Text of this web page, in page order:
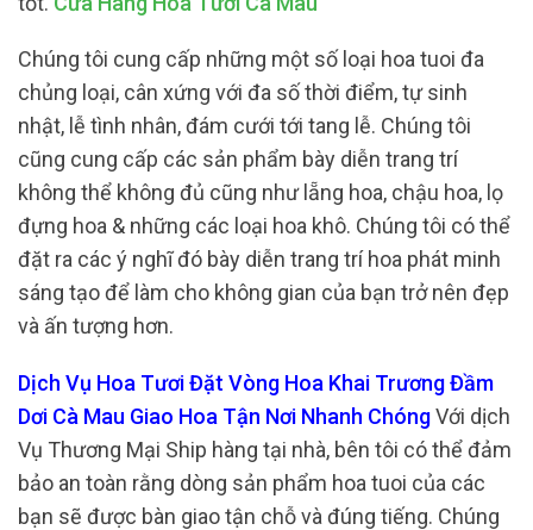
Chúng tôi cung cấp những một số loại hoa tuoi đa
chủng loại, cân xứng với đa số thời điểm, tự sinh
nhật, lễ tình nhân, đám cưới tới tang lễ. Chúng tôi
cũng cung cấp các sản phẩm bày diễn trang trí
không thể không đủ cũng như lẵng hoa, chậu hoa, lọ
đựng hoa & những các loại hoa khô. Chúng tôi có thể
đặt ra các ý nghĩ đó bày diễn trang trí hoa phát minh
sáng tạo để làm cho không gian của bạn trở nên đẹp
và ấn tượng hơn.
Dịch Vụ Hoa Tươi Đặt Vòng Hoa Khai Trương Đầm
Dơi Cà Mau Giao Hoa Tận Nơi Nhanh ChóngVới dịch
Vụ Thương Mại Ship hàng tại nhà, bên tôi có thể đảm
bảo an toàn rằng dòng sản phẩm hoa tuoi của các
bạn sẽ được bàn giao tận chỗ và đúng tiếng. Chúng